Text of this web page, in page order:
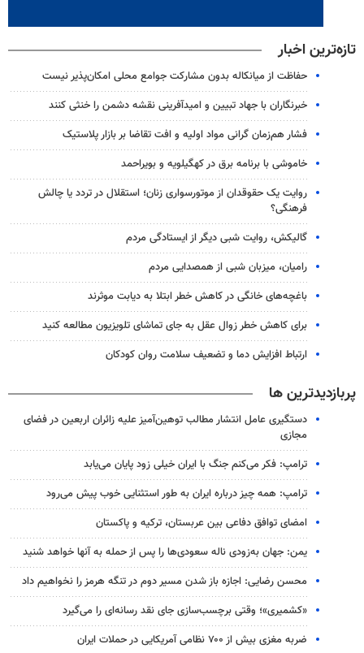
تازه‌ترین اخبار
حفاظت از میانکاله بدون مشارکت جوامع محلی امکان‌پذیر نیست
خبرنگاران با جهاد تبیین و امیدآفرینی نقشه دشمن را خنثی کنند
فشار هم‌زمان گرانی مواد اولیه و افت تقاضا بر بازار پلاستیک
خاموشی با برنامه برق در کهگیلویه و بویراحمد
روایت یک حقوقدان از موتورسواری زنان؛ استقلال در تردد یا چالش
فرهنگی؟
گالیکش، روایت شبی دیگر از ایستادگی مردم
رامیان، میزبان شبی از همصدایی مردم
باغچه‌های خانگی در کاهش خطر ابتلا به دیابت موثرند
برای کاهش خطر زوال عقل به جای تماشای تلویزیون مطالعه کنید
ارتباط افزایش دما و تضعیف سلامت روان کودکان
پربازدیدترین ها
دستگیری عامل انتشار مطالب توهین‌آمیز علیه زائران اربعین در فضای
مجازی
ترامپ: فکر می‌کنم جنگ با ایران خیلی زود پایان می‌یابد
ترامپ: همه چیز درباره ایران به طور استثنایی خوب پیش می‌رود
امضای توافق دفاعی بین عربستان، ترکیه و پاکستان
یمن: جهان به‌زودی ناله سعودی‌ها را پس از حمله به آنها خواهد شنید
محسن رضایی: اجازه باز شدن مسیر دوم در تنگه هرمز را نخواهیم داد
«کشمیری»؛ وقتی برچسب‌سازی جای نقد رسانه‌ای را می‌گیرد
ضربه مغزی بیش از ۷۰۰ نظامی آمریکایی در حملات ایران